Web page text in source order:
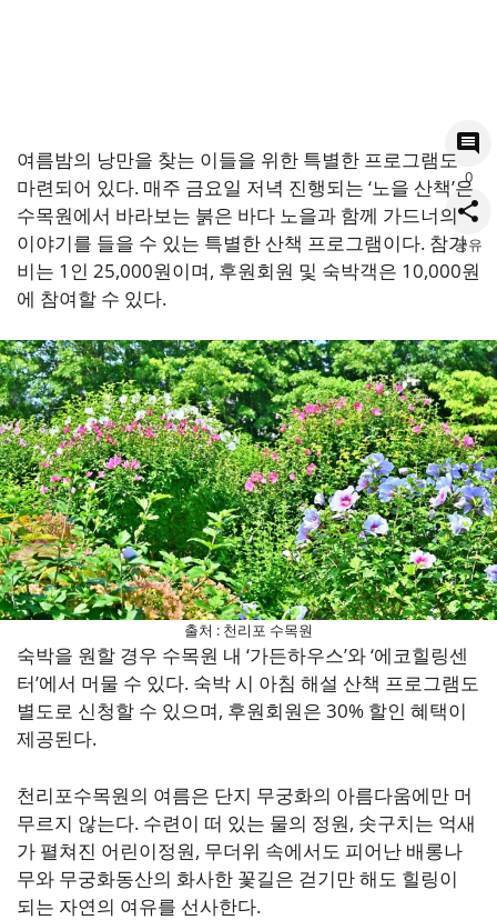
여름밤의 낭만을 찾는 이들을 위한 특별한 프로그램도
마련되어 있다. 매주 금요일 저녁 진행되는 ‘노을 산책’은
수목원에서 바라보는 붉은 바다 노을과 함께 가드너의
이야기를 들을 수 있는 특별한 산책 프로그램이다. 참가
비는 1인 25,000원이며, 후원회원 및 숙박객은 10,000원
에 참여할 수 있다.
출처 : 천리포 수목원
숙박을 원할 경우 수목원 내 ‘가든하우스’와 ‘에코힐링센
터’에서 머물 수 있다. 숙박 시 아침 해설 산책 프로그램도
별도로 신청할 수 있으며, 후원회원은 30% 할인 혜택이
제공된다.
천리포수목원의 여름은 단지 무궁화의 아름다움에만 머
무르지 않는다. 수련이 떠 있는 물의 정원, 솟구치는 억새
가 펼쳐진 어린이정원, 무더위 속에서도 피어난 배롱나
무와 무궁화동산의 화사한 꽃길은 걷기만 해도 힐링이
되는 자연의 여유를 선사한다.
0
공유